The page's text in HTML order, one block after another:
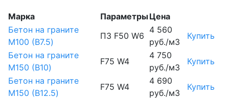
Марка ПараметрыЦена
Бетон на граните
М100 (B7.5)
П3 F50 W6
4 560
руб./м3
Купить
Бетон на граните
М150 (B10)
F75 W4
4 750
руб./м3
Купить
Бетон на граните
М150 (B12.5)
F75 W4
4 690
руб./м3
Купить